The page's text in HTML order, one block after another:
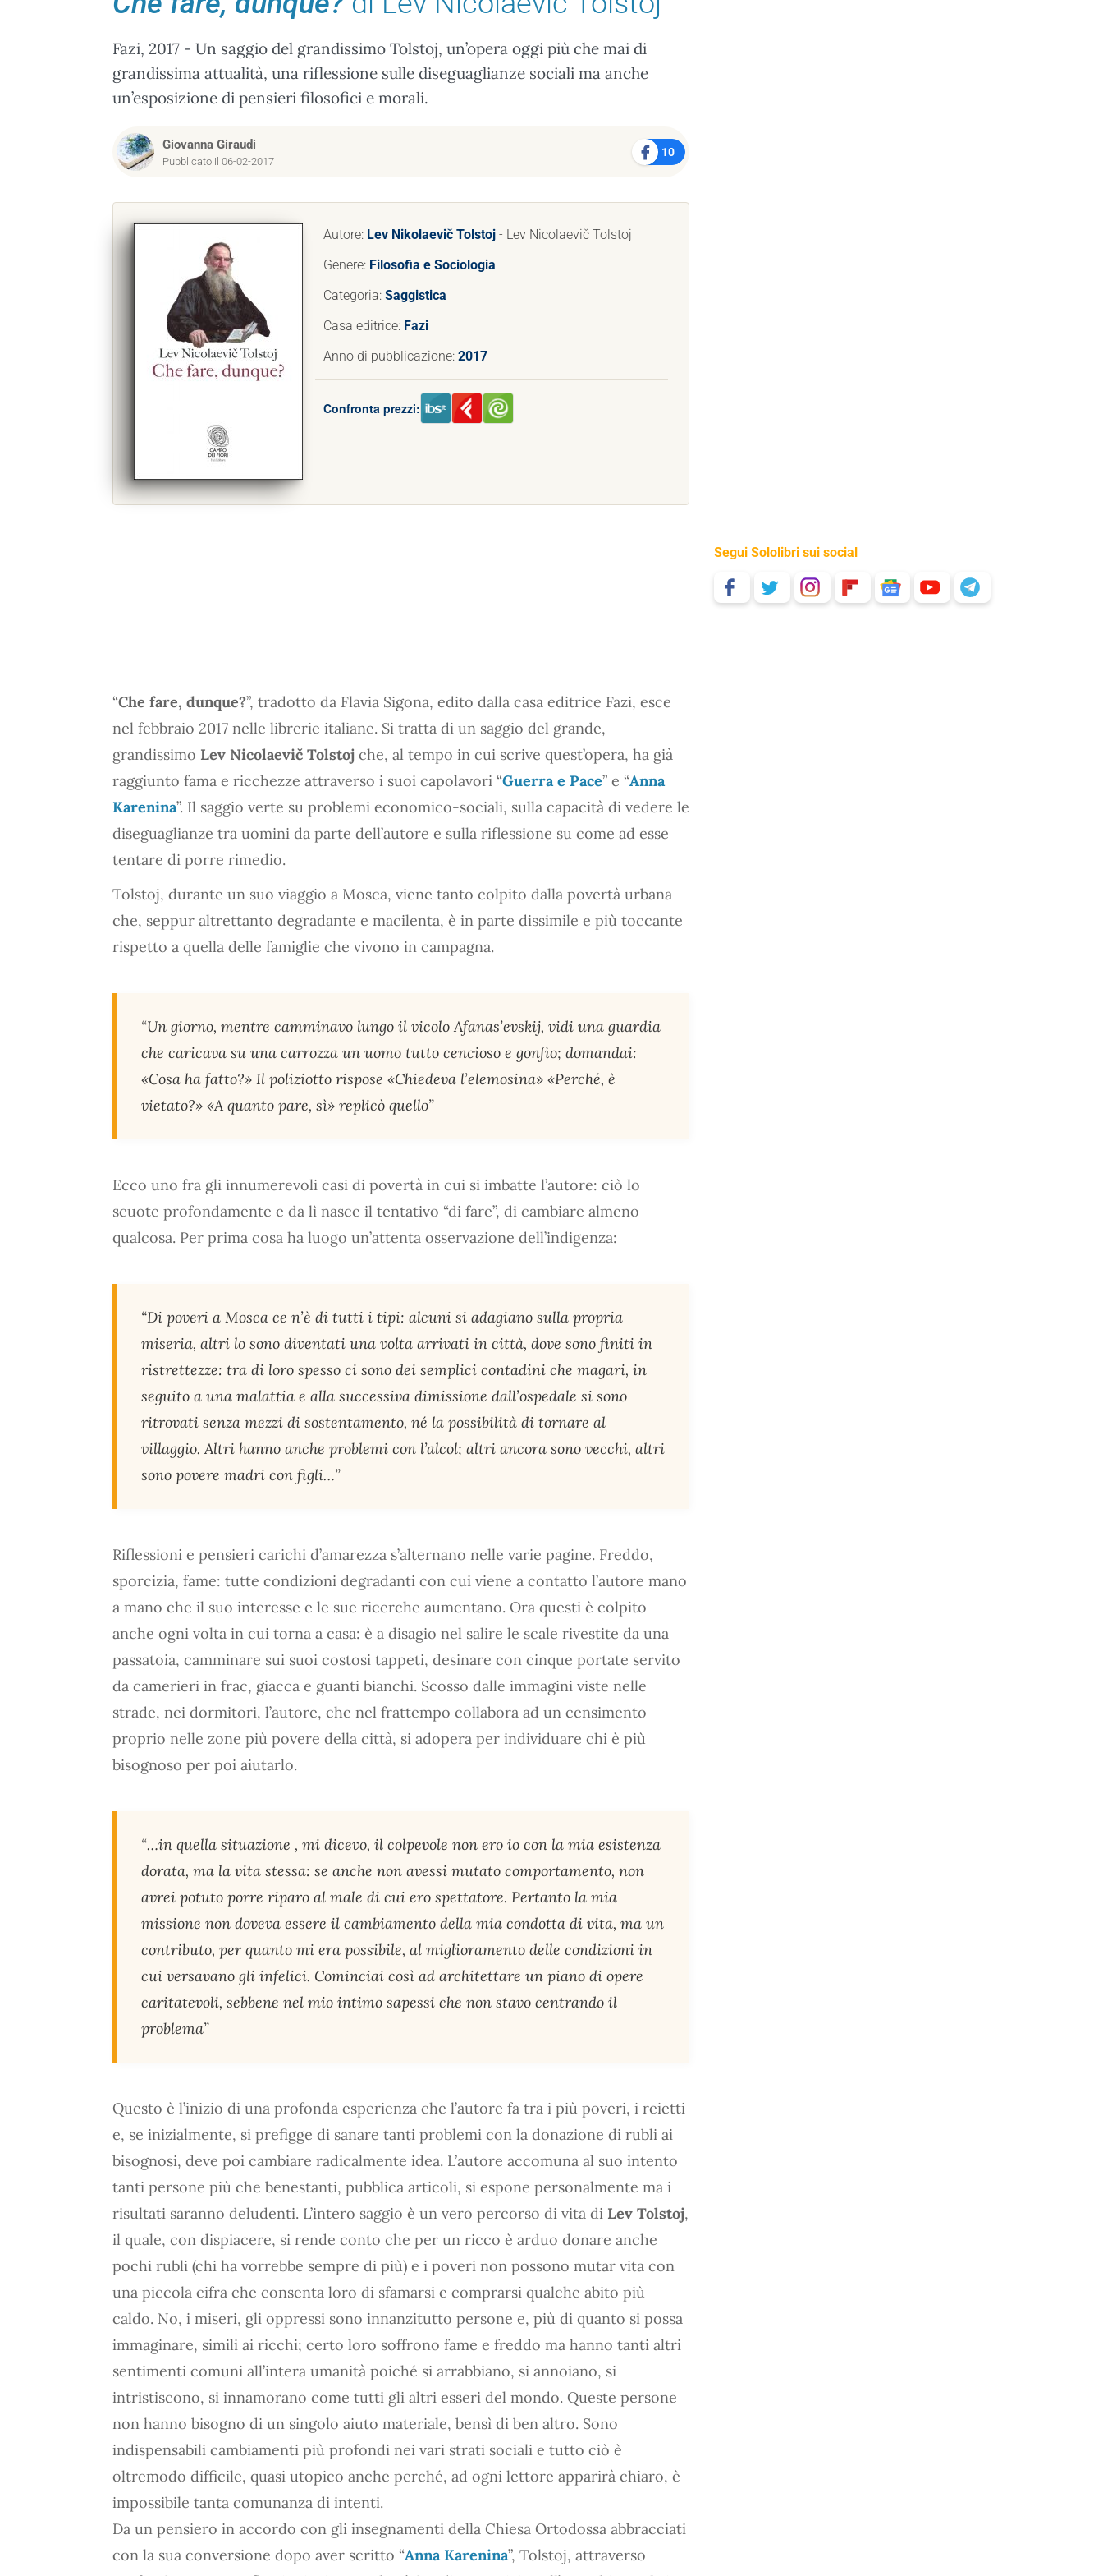
Fazi, 2017 - Un saggio del grandissimo Tolstoj, un’opera oggi più che mai di
grandissima attualità, una riflessione sulle diseguaglianze sociali ma anche
un’esposizione di pensieri filosofici e morali.
Giovanna Giraudi
Pubblicato il 06-02-2017
10
Autore: Lev Nikolaevič Tolstoj - Lev Nicolaevič Tolstoj
Genere: Filosofia e Sociologia
Categoria: Saggistica
Casa editrice: Fazi
Anno di pubblicazione: 2017
Confronta prezzi:
“Che fare, dunque?”, tradotto da Flavia Sigona, edito dalla casa editrice Fazi, esce
nel febbraio 2017 nelle librerie italiane. Si tratta di un saggio del grande,
grandissimo Lev Nicolaevič Tolstoj che, al tempo in cui scrive quest’opera, ha già
raggiunto fama e ricchezze attraverso i suoi capolavori “Guerra e Pace” e “Anna
Karenina”. Il saggio verte su problemi economico-sociali, sulla capacità di vedere le
diseguaglianze tra uomini da parte dell’autore e sulla riflessione su come ad esse
tentare di porre rimedio.
Tolstoj, durante un suo viaggio a Mosca, viene tanto colpito dalla povertà urbana
che, seppur altrettanto degradante e macilenta, è in parte dissimile e più toccante
rispetto a quella delle famiglie che vivono in campagna.
“Un giorno, mentre camminavo lungo il vicolo Afanas’evskij, vidi una guardia
che caricava su una carrozza un uomo tutto cencioso e gonfio; domandai:
«Cosa ha fatto?» Il poliziotto rispose «Chiedeva l’elemosina» «Perché, è
vietato?» «A quanto pare, sì» replicò quello”
Ecco uno fra gli innumerevoli casi di povertà in cui si imbatte l’autore: ciò lo
scuote profondamente e da lì nasce il tentativo “di fare”, di cambiare almeno
qualcosa. Per prima cosa ha luogo un’attenta osservazione dell’indigenza:
“Di poveri a Mosca ce n’è di tutti i tipi: alcuni si adagiano sulla propria
miseria, altri lo sono diventati una volta arrivati in città, dove sono finiti in
ristrettezze: tra di loro spesso ci sono dei semplici contadini che magari, in
seguito a una malattia e alla successiva dimissione dall’ospedale si sono
ritrovati senza mezzi di sostentamento, né la possibilità di tornare al
villaggio. Altri hanno anche problemi con l’alcol; altri ancora sono vecchi, altri
sono povere madri con figli…”
Riflessioni e pensieri carichi d’amarezza s’alternano nelle varie pagine. Freddo,
sporcizia, fame: tutte condizioni degradanti con cui viene a contatto l’autore mano
a mano che il suo interesse e le sue ricerche aumentano. Ora questi è colpito
anche ogni volta in cui torna a casa: è a disagio nel salire le scale rivestite da una
passatoia, camminare sui suoi costosi tappeti, desinare con cinque portate servito
da camerieri in frac, giacca e guanti bianchi. Scosso dalle immagini viste nelle
strade, nei dormitori, l’autore, che nel frattempo collabora ad un censimento
proprio nelle zone più povere della città, si adopera per individuare chi è più
bisognoso per poi aiutarlo.
“…in quella situazione , mi dicevo, il colpevole non ero io con la mia esistenza
dorata, ma la vita stessa: se anche non avessi mutato comportamento, non
avrei potuto porre riparo al male di cui ero spettatore. Pertanto la mia
missione non doveva essere il cambiamento della mia condotta di vita, ma un
contributo, per quanto mi era possibile, al miglioramento delle condizioni in
cui versavano gli infelici. Cominciai così ad architettare un piano di opere
caritatevoli, sebbene nel mio intimo sapessi che non stavo centrando il
problema”
Questo è l’inizio di una profonda esperienza che l’autore fa tra i più poveri, i reietti
e, se inizialmente, si prefigge di sanare tanti problemi con la donazione di rubli ai
bisognosi, deve poi cambiare radicalmente idea. L’autore accomuna al suo intento
tanti persone più che benestanti, pubblica articoli, si espone personalmente ma i
risultati saranno deludenti. L’intero saggio è un vero percorso di vita di Lev Tolstoj,
il quale, con dispiacere, si rende conto che per un ricco è arduo donare anche
pochi rubli (chi ha vorrebbe sempre di più) e i poveri non possono mutar vita con
una piccola cifra che consenta loro di sfamarsi e comprarsi qualche abito più
caldo. No, i miseri, gli oppressi sono innanzitutto persone e, più di quanto si possa
immaginare, simili ai ricchi; certo loro soffrono fame e freddo ma hanno tanti altri
sentimenti comuni all’intera umanità poiché si arrabbiano, si annoiano, si
intristiscono, si innamorano come tutti gli altri esseri del mondo. Queste persone
non hanno bisogno di un singolo aiuto materiale, bensì di ben altro. Sono
indispensabili cambiamenti più profondi nei vari strati sociali e tutto ciò è
oltremodo difficile, quasi utopico anche perché, ad ogni lettore apparirà chiaro, è
impossibile tanta comunanza di intenti.
Da un pensiero in accordo con gli insegnamenti della Chiesa Ortodossa abbracciati
con la sua conversione dopo aver scritto “Anna Karenina”, Tolstoj, attraverso
Segui Sololibri sui social